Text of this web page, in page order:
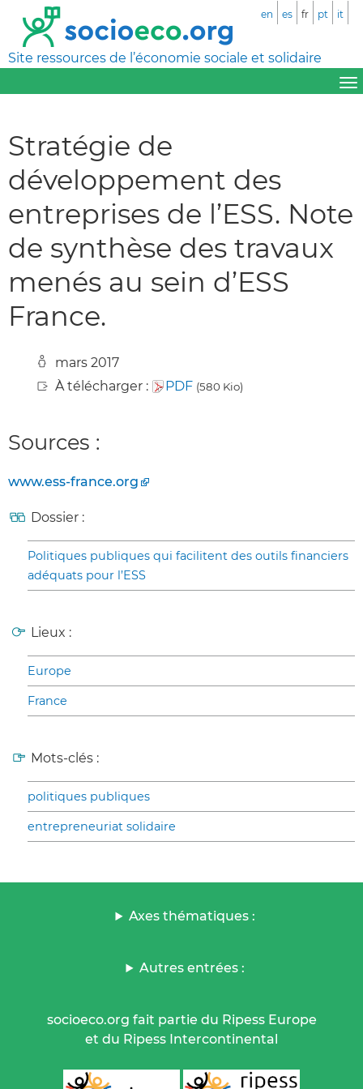
Site ressources de l’économie sociale et solidaire
en es fr pt it
Stratégie de
développement des
entreprises de l’ESS. Note
de synthèse des travaux
menés au sein d’ESS
France.
mars 2017
À télécharger :
PDF (580 Kio)
Sources :
www.ess-france.org
Dossier :
Politiques publiques qui facilitent des outils financiers
adéquats pour l’ESS
Lieux :
Europe
France
Mots-clés :
politiques publiques
entrepreneuriat solidaire
Axes thématiques :
Autres entrées :
socioeco.org fait partie du Ripess Europe
et du Ripess Intercontinental